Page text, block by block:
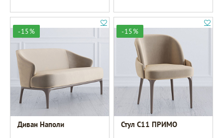
-15%
Диван Наполи
-15%
Стул C11 ПРИМО